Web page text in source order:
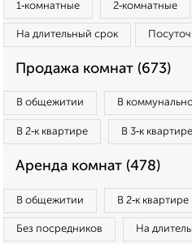
1‑комнатные 2‑комнатные
На длительный срок
Продажа комнат (673)
В общежитии В
В 2‑к квартире В 3‑к квартире
Аренда комнат (478)
В общежитии В 2‑к квартире
Без посредников На